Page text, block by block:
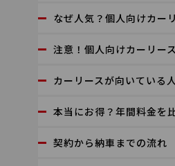
なぜ人気？個人向けカー
注意！個人向けカーリー
カーリースが向いている
本当にお得？年間料金を
契約から納車までの流れ